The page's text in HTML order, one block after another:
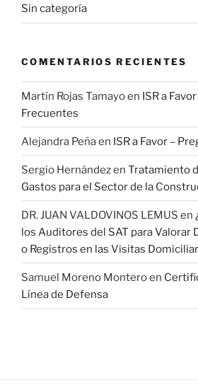
Sin categoría
COMENTARIOS RECIENTES
Martín Rojas Tamayoen ISR a
Frecuentes
Alejandra Peñaen ISR a Favor –
Sergio Hernándezen Tratamiento
Gastos para el Sector de la
DR. JUAN VALDOVINOS LEMUS en
los Auditores del SAT para Valorar
o Registros en las Visitas
Samuel Moreno Monteroen
Línea de Defensa